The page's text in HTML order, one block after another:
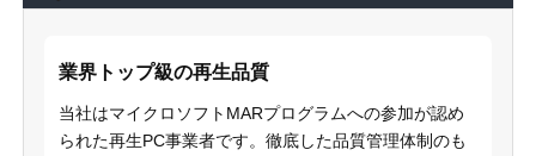
業界トップ級の再生品質
当社はマイクロソフトMARプログラムへの参加が認め
られた再生PC事業者です。徹底した品質管理体制のも